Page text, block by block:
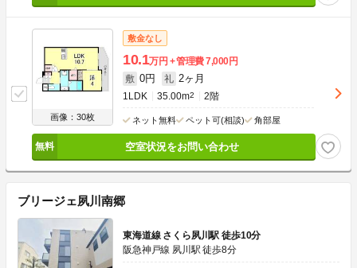
画像：30枚
敷金なし
10.1万円 管理費7,000円
敷 0円 礼 2ヶ月
1LDK 35.00m2 2階
ネット無料 ペット可(相談) 角部屋
空室状況をお問い合わせ
ブリージェ夙川南郷
東海道線 さくら夙川駅 徒歩10分
阪急神戸線 夙川駅 徒歩8分